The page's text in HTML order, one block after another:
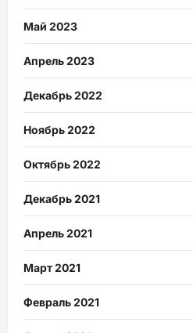
Май 2023
Апрель 2023
Декабрь 2022
Ноябрь 2022
Октябрь 2022
Декабрь 2021
Апрель 2021
Март 2021
Февраль 2021